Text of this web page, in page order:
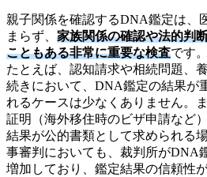
親子関係を確認するDNA鑑定は、
まらず、 家族関係の確認や法的判
こともある非常に重要な検査です。
たとえば、認知請求や相続問題、
続きにおいて、DNA鑑定の結果が
れるケースは少なくありません。
証明（海外移住時のビザ申請など
結果が公的書類として求められる
事審判においても、裁判所がDNA
増加しており、鑑定結果の信頼性